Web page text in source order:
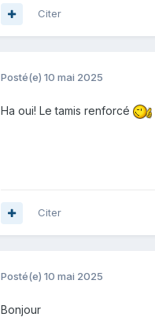
Citer
Posté(e) 10 mai 2025
Ha oui! Le tamis renforcé
Citer
Posté(e) 10 mai 2025
Bonjour